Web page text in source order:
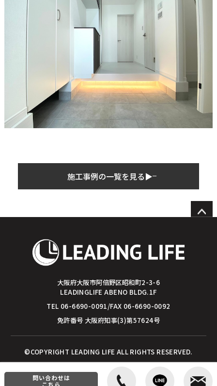
施工事例の一覧を見る▶︎
大阪府大阪市阿倍野区昭和町2-3-6
LEADINGLIFE ABENO BLDG.1F
TEL 06-6690-0091/FAX 06-6690-0092
免許番号 大阪府知事(3)第57624号
©COPYRIGHT LEADING LIFE ALL RIGHTS RESERVED.
問い合わせは
こちら